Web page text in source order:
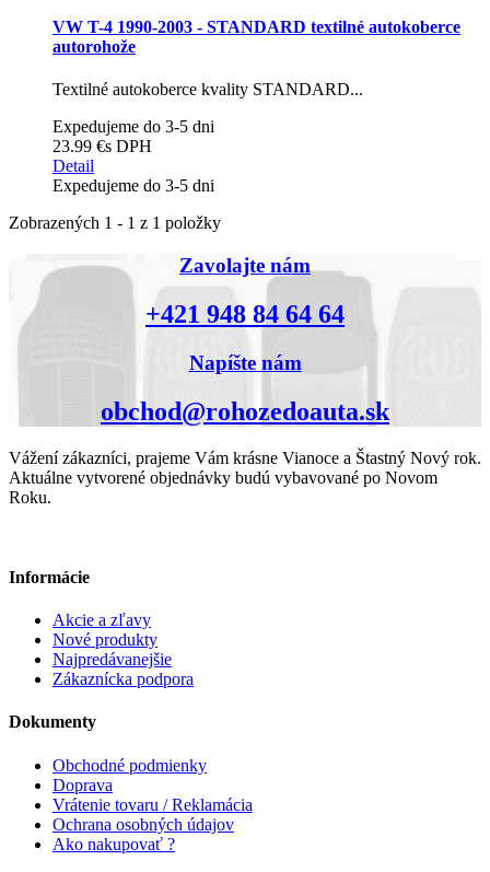
VW T-4 1990-2003 - STANDARD textilné autokoberce
autorohože
Textilné autokoberce kvality STANDARD...
Expedujeme do 3-5 dni
23.99 €s DPH
Detail
Expedujeme do 3-5 dni
Zobrazených 1 - 1 z 1 položky
Zavolajte nám
+421 948 84 64 64
Napíšte nám
obchod@rohozedoauta.sk
Vážení zákazníci, prajeme Vám krásne Vianoce a Štastný Nový rok.
Aktuálne vytvorené objednávky budú vybavované po Novom
Roku.
Informácie
Akcie a zľavy
Nové produkty
Najpredávanejšie
Zákaznícka podpora
Dokumenty
Obchodné podmienky
Doprava
Vrátenie tovaru / Reklamácia
Ochrana osobných údajov
Ako nakupovať ?